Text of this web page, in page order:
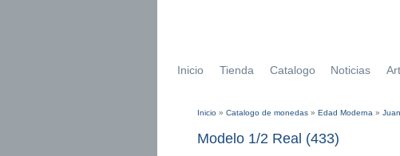
Inicio Tienda Catalogo Noticias
Inicio » Catalogo de monedas » Edad Moderna »
Modelo 1/2 Real (433)